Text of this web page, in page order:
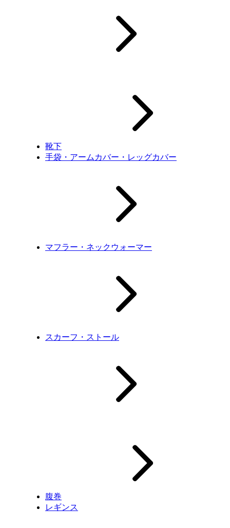
靴下
手袋・アームカバー・レッグカバー
マフラー・ネックウォーマー
スカーフ・ストール
腹巻
レギンス